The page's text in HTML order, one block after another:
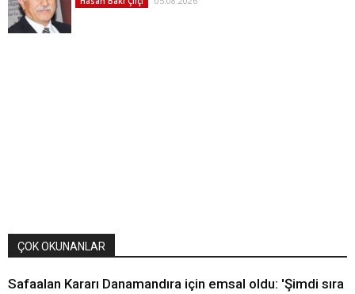
ÇOK OKUNANLAR
Safaalan Kararı Danamandıra için emsal oldu: 'Şimdi sıra